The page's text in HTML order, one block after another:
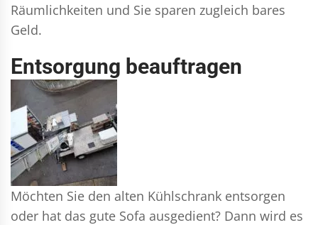
Räumlichkeiten und Sie sparen zugleich bares
Geld.
Entsorgung beauftragen
Möchten Sie den alten Kühlschrank entsorgen
oder hat das gute Sofa ausgedient? Dann wird es